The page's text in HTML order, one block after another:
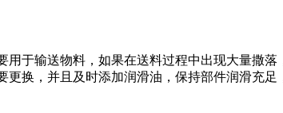
于输送物料，如果在送料过程中出现大量撒
换，并且及时添加润滑油，保持部件润滑充